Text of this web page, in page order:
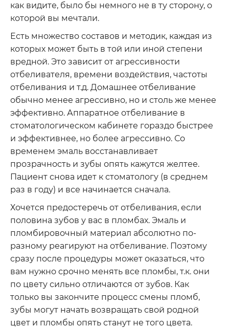
как видите, было бы немного не в ту сторону, о
которой вы мечтали.
Есть множество составов и методик, каждая из
которых может быть в той или иной степени
вредной. Это зависит от агрессивности
отбеливателя, времени воздействия, частоты
отбеливания и т.д. Домашнее отбеливание
обычно менее агрессивно, но и столь же менее
эффективно. Аппаратное отбеливание в
стоматологическом кабинете гораздо быстрее
и эффективнее, но более агрессивно. Со
временем эмаль восстанавливает
прозрачность и зубы опять кажутся желтее.
Пациент снова идет к стоматологу (в среднем
раз в году) и все начинается сначала.
Хочется предостеречь от отбеливания, если
половина зубов у вас в пломбах. Эмаль и
пломбировочный материал абсолютно по-
разному реагируют на отбеливание. Поэтому
сразу после процедуры может оказаться, что
вам нужно срочно менять все пломбы, т.к. они
по цвету сильно отличаются от зубов. Как
только вы закончите процесс смены пломб,
зубы могут начать возвращать свой родной
цвет и пломбы опять станут не того цвета.